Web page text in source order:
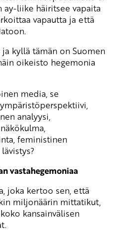
liike häiritsee vapaita
vapautta ja että
kyllä tämän on Suomen
oikeisto hegemonia
media, se
analyysi,
feministinen
vastahegemoniaa
joka kertoo sen, että
miljonäärin mittatikut,
kansainvälisen